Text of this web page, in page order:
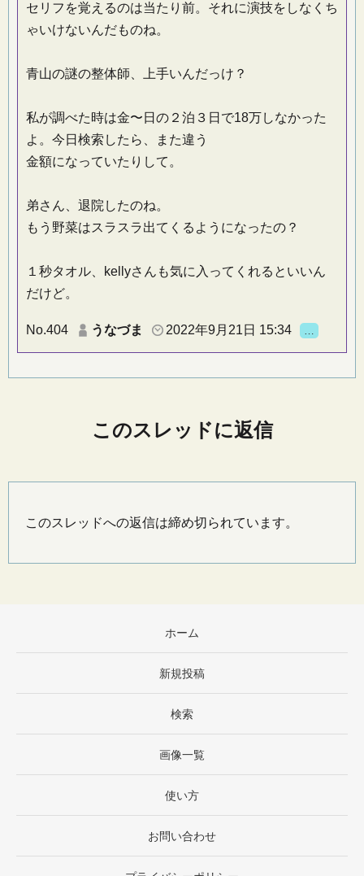
セリフを覚えるのは当たり前。それに演技をしなくち
ゃいけないんだものね。
青山の謎の整体師、上手いんだっけ？
私が調べた時は金〜日の２泊３日で18万しなかった
よ。今日検索したら、また違う
金額になっていたりして。
弟さん、退院したのね。
もう野菜はスラスラ出てくるようになったの？
１秒タオル、kellyさんも気に入ってくれるといいん
だけど。
No.404 うなづま 2022年9月21日 15:34
このスレッドに返信
このスレッドへの返信は締め切られています。
ホーム
新規投稿
検索
画像一覧
使い方
お問い合わせ